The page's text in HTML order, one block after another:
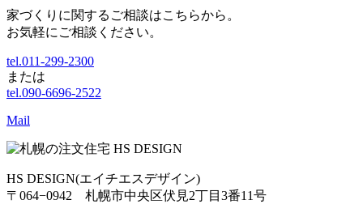
家づくりに関するご相談はこちらから。
お気軽にご相談ください。
tel.011-299-2300
または
tel.090-6696-2522
Mail
HS DESIGN(エイチエスデザイン)
〒064−0942 札幌市中央区伏見2丁目3番11号